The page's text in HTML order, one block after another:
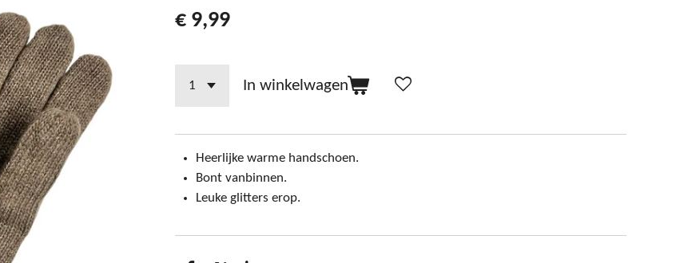
€ 9,99
In winkelwagen
Heerlijke warme handschoen.
Bont vanbinnen.
Leuke glitters erop.